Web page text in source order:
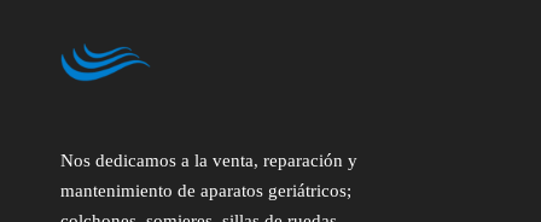
Nos dedicamos a la venta, reparación y
mantenimiento de aparatos geriátricos;